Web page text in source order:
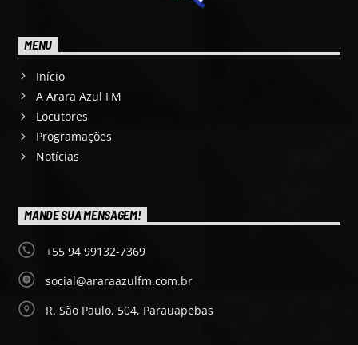
MENU
Início
A Arara Azul FM
Locutores
Programações
Notícias
MANDE SUA MENSAGEM!
+55 94 99132-7369
social@araraazulfm.com.br
R. São Paulo, 504, Parauapebas